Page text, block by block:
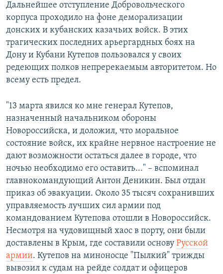
Дальнейшее отступление Добровольческого
корпуса проходило на фоне деморализации
донских и кубанских казачьих войск. В этих
трагических последних арьергардных боях на
Дону и Кубани Кутепов пользовался у своих
редеющих полков непререкаемым авторитетом. Но
всему есть предел.
"13 марта явился ко мне генерал Кутепов,
назначенный начальником обороны
Новороссийска, и доложил, что моральное
состояние войск, их крайне нервное настроение не
дают возможности остаться далее в городе, что
ночью необходимо его оставить..." – вспоминал
главнокомандующий Антон Деникин. Был отдан
приказ об эвакуации. Около 35 тысяч сохранивших
управляемость лучших сил армии под
командованием Кутепова отошли в Новороссийск.
Несмотря на чудовищный хаос в порту, они были
доставлены в Крым, где составили основу Русской
армии. Кутепов на миноносце "Пылкий" трижды
вывозил к судам на рейде солдат и офицеров